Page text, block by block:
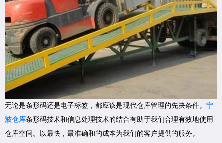
无论是条形码还是电子标签，都应该是现代仓库管理的先决条件。 宁
波仓库条形码技术和信息处理技术的结合有助于我们合理有效地使用
仓库空间。以最快，最准确和的成本为我们的客户提供的服务。